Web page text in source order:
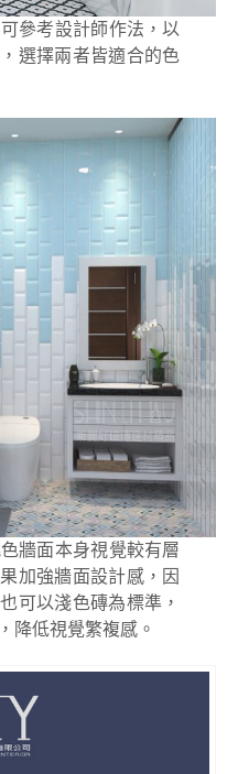
參考設計師作法，以
選擇兩者皆適合的色
牆面本身視覺較有層
加強牆面設計感，因
可以淺色磚為標準，
降低視覺繁複感。